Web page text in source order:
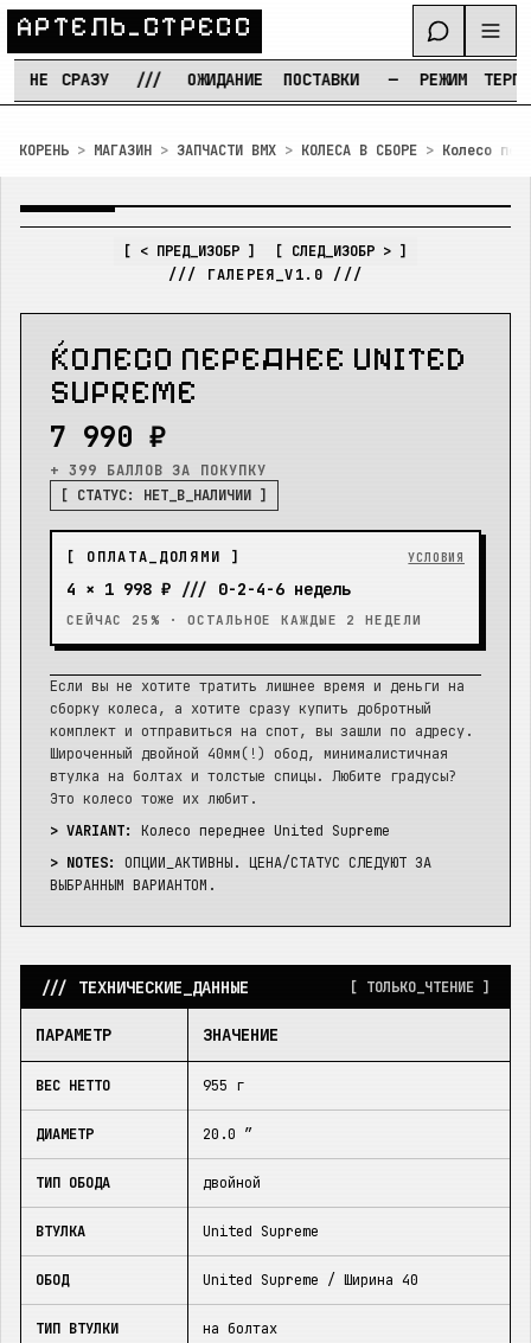
АРТЕЛЬ_СТРЕСС
СРАЗУ /// ОЖИДАНИЕ ПОСТАВКИ РЕЖИМ ТЕРПЕНИЯ
КОРЕНЬ > МАГАЗИН > ЗАПЧАСТИ BMX > КОЛЕСА В СБОРЕ > Колесо
[ УВЕЛИЧЕНИЕ: ВКЛ ]
[ < ПРЕД_ИЗОБР ]
/// ГАЛЕРЕЯ_V1.0 ///
[ СЛЕД_ИЗОБР > ]
КOЛЕСO UЕРЕДНЕЕ UNITED
SUPREME
7 990 ₽
+ 399 БАЛЛОВ ЗА ПОКУПКУ
[ СТАТУС: НЕТ_В_НАЛИЧИИ ]
[ ОПЛАТА_ДОЛЯМИ ] УСЛОВИЯ
4 × 1 998 ₽ /// 0-2-4-6 недель
СЕЙЧАС 25% · ОСТАЛЬНОЕ КАЖДЫЕ 2 НЕДЕЛИ
Если вы не хотите тратить лишнее время и деньги на
сборку колеса, а хотите сразу купить добротный
комплект и отправиться на спот, вы зашли по адресу.
Широченный двойной 40мм(!) обод, минималистичная
втулка на болтах и толстые спицы. Любите градусы?
Это колесо тоже их любит.
> VARIANT:
Колесо переднее United Supreme
> NOTES:
ОПЦИИ_АКТИВНЫ. ЦЕНА/СТАТУС СЛЕДУЮТ ЗА
ВЫБРАННЫМ ВАРИАНТОМ.
/// ТЕХНИЧЕСКИЕ_ДАННЫЕ [ ТОЛЬКО_ЧТЕНИЕ ]
ПАРАМЕТР ЗНАЧЕНИЕ
ВЕС НЕТТО 955 г
ДИАМЕТР 20.0 ″
ТИП ОБОДА двойной
ВТУЛКА United Supreme
ОБОД United Supreme / Ширина 40
ТИП ВТУЛКИ на болтах